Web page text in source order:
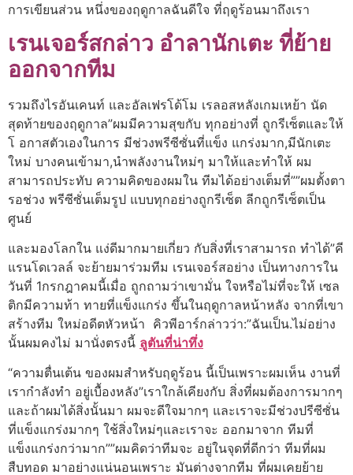
การเขียนส่วน หนึ่งของฤดูกาลฉันดีใจ ที่ฤดูร้อนมาถึงเรา
เรนเจอร์สกล่าว อําลานักเตะ ที่ย้าย
ออกจากทีม
รวมถึงไรอันเคนท์ และอัลเฟรโด้โม เรลอสหลังเกมเหย้า นัด
สุดท้ายของฤดูกาล”ผมมีความสุขกับ ทุกอย่างที่ ถูกรีเซ็ตและให้
โ อกาสตัวเองในการ มีช่วงพรีซีซั่นที่แข็ง แกร่งมาก,มีนักเตะ
ใหม่ บางคนเข้ามา,นําพลังงานใหม่ๆ มาให้และทําให้ ผม
สามารถประทับ ความคิดของผมใน ทีมได้อย่างเต็มที่””ผมตั้งตา
รอช่วง พรีซีซั่นเต็มรูป แบบทุกอย่างถูกรีเซ็ต ลีกถูกรีเซ็ตเป็น
ศูนย์
และมองโลกใน แง่ดีมากมายเกี่ยว กับสิ่งที่เราสามารถ ทําได้”คี
แรนโดเวลล์ จะย้ายมาร่วมทีม เรนเจอร์สอย่าง เป็นทางการใน
วันที่ 1กรกฎาคมนี้เมื่อ ถูกถามว่าเขามั่น ใจหรือไม่ที่จะให้ เซล
ติกมีความท้า ทายที่แข็งแกร่ง ขึ้นในฤดูกาลหน้าหลัง จากที่เขา
สร้างทีม ใหม่อดีตหัวหน้า คิวพีอาร์กล่าวว่า:”ฉันเป็น.ไม่อย่าง
นั้นผมคงไม่ มานั่งตรงนี้ ลูตันที่น่าทึ่ง
“ความตื่นเต้น ของผมสําหรับฤดูร้อน นี้เป็นเพราะผมเห็น งานที่
เรากําลังทํา อยู่เบื้องหลัง”เราใกล้เคียงกับ สิ่งที่ผมต้องการมากๆ
และถ้าผมได้สิ่งนั้นมา ผมจะดีใจมากๆ และเราจะมีช่วงปรีซีซั่น
ที่แข็งแกร่งมากๆ ใช้สิ่งใหม่ๆและเราจะ ออกมาจาก ทีมที่
แข็งแกร่งกว่ามาก””ผมคิดว่าทีมจะ อยู่ในจุดที่ดีกว่า ทีมที่ผม
สืบทอด มาอย่างแน่นอนเพราะ มันต่างจากทีม ที่ผมเคยย้าย